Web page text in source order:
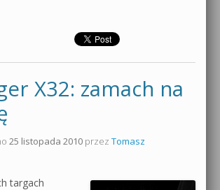
X32: zamach na
25 listopada 2010 przez Tomasz
targach